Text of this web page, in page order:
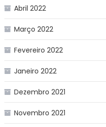
Abril 2022
Março 2022
Fevereiro 2022
Janeiro 2022
Dezembro 2021
Novembro 2021